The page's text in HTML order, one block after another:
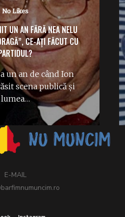
No Likes
UN AN FĂRĂ NEA NELU
CE-AȚI FĂCUT CU
un an de când Ion
scena publică și
lumea…
E-MAIL